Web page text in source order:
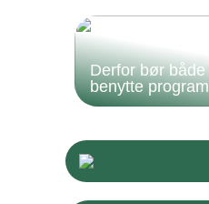
Derfor bør både
benytte